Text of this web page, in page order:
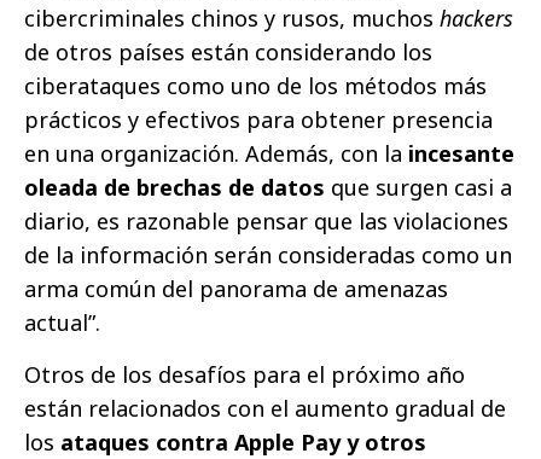
cibercriminales chinos y rusos, muchos hackers
de otros países están considerando los
ciberataques como uno de los métodos más
prácticos y efectivos para obtener presencia
en una organización. Además, con la incesante
oleada de brechas de datos que surgen casi a
diario, es razonable pensar que las violaciones
de la información serán consideradas como un
arma común del panorama de amenazas
actual”.
Otros de los desafíos para el próximo año
están relacionados con el aumento gradual de
los ataques contra Apple Pay y otros